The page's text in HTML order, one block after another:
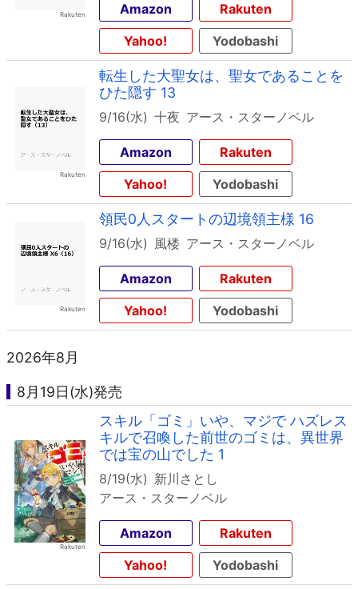
Amazon
Rakuten
Yahoo!
Yodobashi
転生した大聖女は、聖女であることを
ひた隠す 13
9/16(水) 十夜 アース・スターノベル
Amazon
Rakuten
Yahoo!
Yodobashi
領民0人スタートの辺境領主様 16
9/16(水) 風楼 アース・スターノベル
Amazon
Rakuten
Yahoo!
Yodobashi
2026年8月
8月19日(水)発売
スキル「ゴミ」いや、マジで ハズレス
キルで召喚した前世のゴミは、異世界
では宝の山でした 1
8/19(水) 新川さとし
アース・スターノベル
Amazon
Rakuten
Yahoo!
Yodobashi